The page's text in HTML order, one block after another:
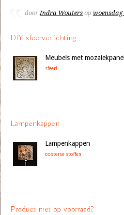
doorIndra Wouters op
DIY sfeerverlichting
Meubels met
sfeer!
Lampenkappen
Lampenkappen
oosterse stoffen
Product niet op voorraad?